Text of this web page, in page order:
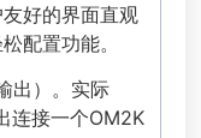
好的界面直观
配置功能。
出）。实际
连接一个OM2K